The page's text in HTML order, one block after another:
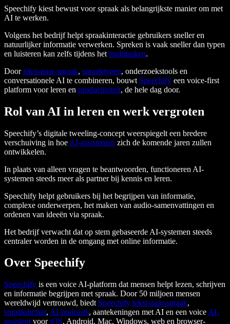
Speechify kiest bewust voor spraak als belangrijkste manier om met
AI te werken.
Volgens het bedrijf helpt spraakinteractie gebruikers sneller en
natuurlijker informatie verwerken. Spreken is vaak sneller dan typen
en luisteren kan zelfs tijdens het multitasken.
Doortekst-naar-spraak, spraaktypen, onderzoekstools en
conversationele AI te combineren, bouwt Speechify een voice-first
platform voor leren en productiviteit, de hele dag door.
Rol van AI in leren en werk vergroten
Speechify’s digitale tweeling-concept weerspiegelt een bredere
verschuiving in hoe AI-assistenten zich de komende jaren zullen
ontwikkelen.
In plaats van alleen vragen te beantwoorden, functioneren AI-
systemen steeds meer als partner bij kennis en leren.
Speechify helpt gebruikers bij het begrijpen van informatie,
complexe onderwerpen, het maken van audio-samenvattingen en
ordenen van ideeën via spraak.
Het bedrijf verwacht dat op stem gebaseerde AI-systemen steeds
centraler worden in de omgang met online informatie.
Over Speechify
Speechify is een voice AI-platform dat mensen helpt lezen, schrijven
en informatie begrijpen met spraak. Door 50 miljoen mensen
wereldwijd vertrouwd, biedt Speechify tekst-naar-spraak,
spraakdictaat, AI-podcasts, aantekeningen met AI en een voice AI-
assistent vooriOS, Android, Mac, Windows, web en browser-